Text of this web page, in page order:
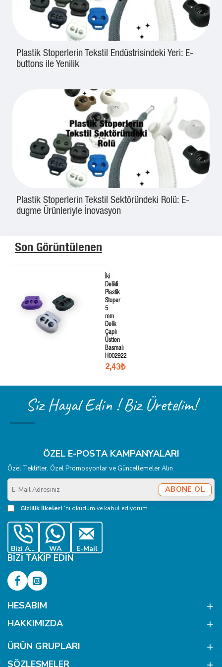
Plastik Stoperlerin Tekstil Endüstrisindeki Yeri: E-
buttons ile Yenilik
Plastik Stoperlerin Tekstil Sektöründeki Rolü: E-
dugme Ürünleriyle İnovasyon
Son Görüntülenen
İki
Delikli
Plastik
Stoper
5
mm
Delik
Çaplı
Üstten
Basmalı
H002922
2,43₺
Siz Hayal Edin ! Biz Üretelim!
ÖZEL E-POSTA KAMPANYALARI
Özel Teklifler, Özel Promosyonlar ve Güncellemeler Alın
E-
Mail
Adresiniz
ABONE OL
Gizlilik İlkeleri 'ni okudum ve kabul ediyorum.
Bizi Ara WA E-Mail
BIZI TAKIP EDIN
HESABIM
HAKKIMIZDA
ÜRÜN GRUPLARI
SÖZLEŞMELER